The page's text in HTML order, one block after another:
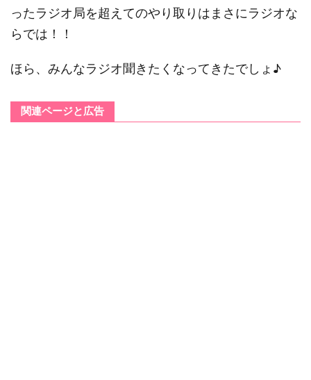
ったラジオ局を超えてのやり取りはまさにラジオな
らでは！！
ほら、みんなラジオ聞きたくなってきたでしょ♪
関連ページと広告